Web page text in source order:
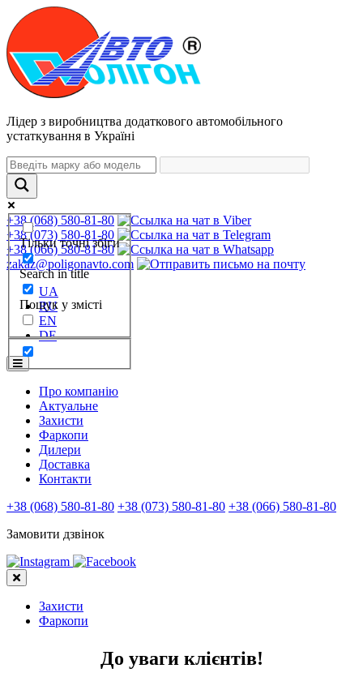
Лідер з виробництва додаткового автомобільного
устаткування в Україні
Тільки точні збіги
Search in title
Пошук у змісті
+38 (068) 580-81-80
+38 (073) 580-81-80
+38 (066) 580-81-80
zakaz@poligonavto.com
UA
RU
EN
DE
Про компанію
Актуальне
Захисти
Фаркопи
Дилери
Доставка
Контакти
+38 (068) 580-81-80 +38 (073) 580-81-80 +38 (066) 580-81-80
Замовити дзвінок
Захисти
Фаркопи
До уваги клієнтів!